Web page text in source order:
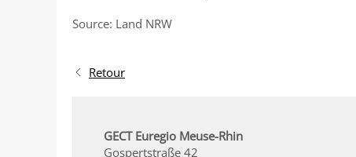
Source: Land NRW
Retour
GECT Euregio Meuse-Rhin
Gospertstraße 42